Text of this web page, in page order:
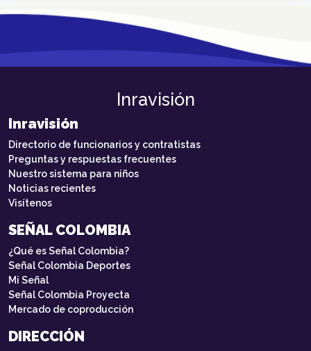
Inravisión
Inravisión
Directorio de funcionarios y contratistas
Preguntas y respuestas frecuentes
Nuestro sistema para niños
Noticias recientes
Visítenos
SEÑAL COLOMBIA
¿Qué es Señal Colombia?
Señal Colombia Deportes
Mi Señal
Señal Colombia Proyecta
Mercado de coproducción
DIRECCIÓN